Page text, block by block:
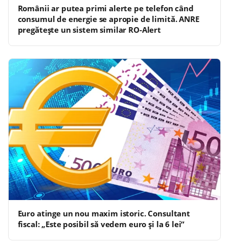
Românii ar putea primi alerte pe telefon când
consumul de energie se apropie de limită. ANRE
pregătește un sistem similar RO-Alert
Euro atinge un nou maxim istoric. Consultant
fiscal: „Este posibil să vedem euro și la 6 lei”